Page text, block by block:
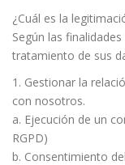
¿Cuál es la
Según las
tratamiento de sus
1. Gestionar la
con nosotros.
a. Ejecución de un
RGPD)
b. Consentimiento